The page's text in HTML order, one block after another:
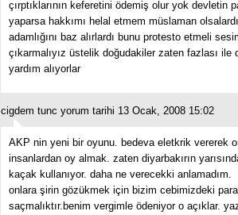
çırptıklarının keferetini ödemiş olur yok devletin
yaparsa hakkımı helal etmem müslaman
adamlığını baz alırlardı bunu protesto etmeli
çıkarmalıyız üstelik doğudakiler zaten fazlası ile
yardım alıyorlar
cigdem tunc yorum tarihi 13 Ocak, 2008 15:02
AKP nin yeni bir oyunu. bedeva eletkrik vererek
insanlardan oy almak. zaten diyarbakırın
kaçak kullanıyor. daha ne verecekki anlamadım.
onlara şirin gözükmek için bizim cebimizdeki
saçmalıktır.benim vergimle ödeniyor o açıklar.